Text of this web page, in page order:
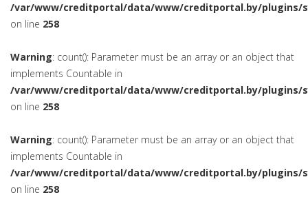
/var/www/creditportal/data/www/creditportal.by/plugins/
on line 258
Warning: count(): Parameter must be an array or an object that
implements Countable in
/var/www/creditportal/data/www/creditportal.by/plugins/
on line 258
Warning: count(): Parameter must be an array or an object that
implements Countable in
/var/www/creditportal/data/www/creditportal.by/plugins/
on line 258